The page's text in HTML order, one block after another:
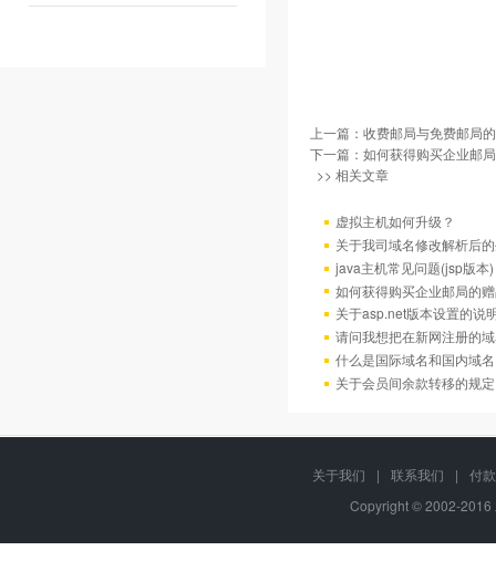
上一篇： 收费邮局与免费邮局
下一篇： 如何获得购买企业邮
>> 相关文章
虚拟主机如何升级？
关于我司域名修改解析后
java主机常见问题(jsp版本)
如何获得购买企业邮局的
关于asp.net版本设置的说
请问我想把在新网注册的
什么是国际域名和国内域
关于会员间余款转移的规定
关于我们 | 联系我们 |
付
Copyright © 2002-